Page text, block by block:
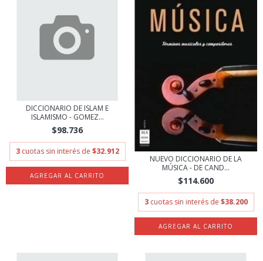
DICCIONARIO DE ISLAM E
ISLAMISMO - GOMEZ...
$98.736
3 cuotas sin interés de $32.912
NUEVO DICCIONARIO DE LA
MÚSICA - DE CAND...
$114.600
3 cuotas sin interés de $38.200